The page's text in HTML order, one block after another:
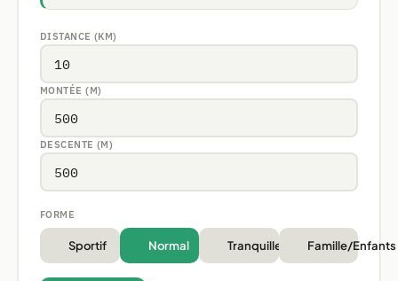
DISTANCE (KM)
MONTÉE (M)
DESCENTE (M)
FORME
Sportif Normal Tranquille Famille/Enfants